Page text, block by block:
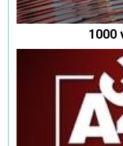
1000